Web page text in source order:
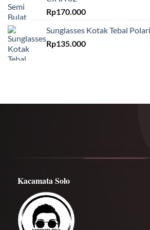
Rp170.000
Sunglasses Kotak Tebal
Rp135.000
Kacamata Solo